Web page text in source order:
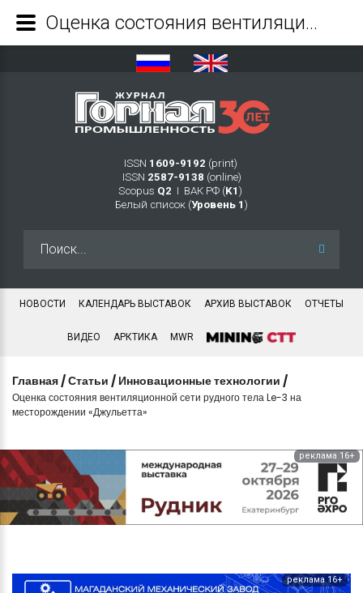
ISSN 1609-9192 (print)
ISSN 2587-9138 (online)
Scopus Q2 Ι ВАК РФ (K1 )
Белый список (Уровень 1 )
НОВОСТИ КАЛЕНДАРЬ ВЫСТАВОК АРХИВ ВЫСТАВОК ОТЧЕТЫ
ВИДЕО АРКТИКА MWR
Главная /Статьи / Инновационные технологии /
Оценка состояния вентиляционной сети рудного тела Le-3 на
месторождении «Джульетта»
реклама 16+
реклама 16+
Оценка состояния вентиляционной сети рудного тела Le-3 на месторождении «Джульетта» - Журнал Горная промышленность